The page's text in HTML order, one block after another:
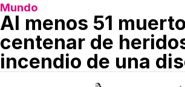
Mundo
Al menos 51
centenar de
incendio de una